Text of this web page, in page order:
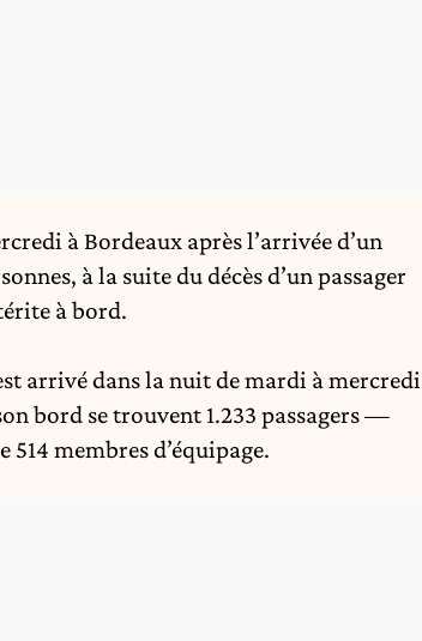
à Bordeaux après l’arrivée d’un
à la suite du décès d’un passager
à bord.
arrivé dans la nuit de mardi à mercredi
bord se trouvent 1.233 passagers —
membres d’équipage.